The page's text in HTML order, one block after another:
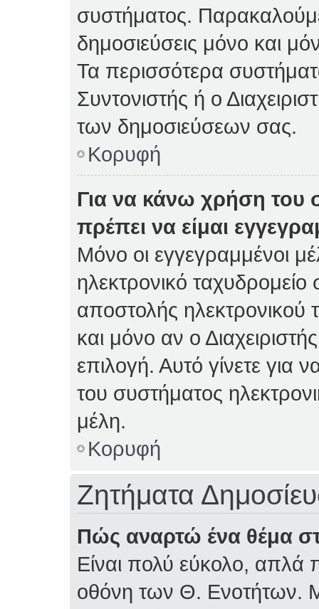
συστήματος.
δημοσιεύσεις μόνο και
Τα περισσότερα
Συντονιστής ή ο
των δημοσιεύσεων σας.
Κορυφή
Για να κάνω χρήση του
πρέπει να είμαι
Μόνο οι εγγεγραμμένοι
ηλεκτρονικό
αποστολής ηλεκτρονικού
και μόνο αν ο
επιλογή. Αυτό γίνετε
του συστήματος
μέλη.
Κορυφή
Ζητήματα
Πώς αναρτώ ένα θέμα
Είναι πολύ εύκολο, απλά
οθόνη των Θ. Ενοτήτων.